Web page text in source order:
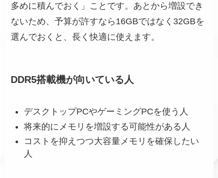
多めに積んでおく」ことです。あとから増設でき
ないため、予算が許すなら16GBではなく32GBを
選んでおくと、長く快適に使えます。
DDR5搭載機が向いている人
デスクトップPCやゲーミングPCを使う人
将来的にメモリを増設する可能性がある人
コストを抑えつつ大容量メモリを確保したい
人